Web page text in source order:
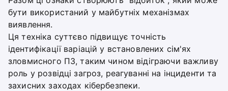
бути використаний у майбутніх механізмах
виявлення.
Ця техніка суттєво підвищує точність
ідентифікації варіацій у встановлених сім'ях
зловмисного ПЗ, таким чином відіграючи важливу
роль у розвідці загроз, реагуванні на інциденти та
захисних заходах кібербезпеки.